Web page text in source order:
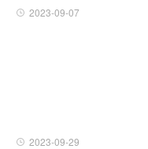
2023-09-07
2023-09-29